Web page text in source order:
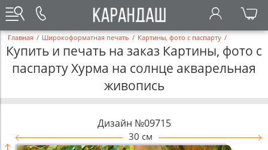
Главная / Широкоформатная печать / Картины, фото с паспарту /
Купить и печать на заказ Картины, фото с
паспарту Хурма на солнце акварельная
живопись
Дизайн №09715
30 см